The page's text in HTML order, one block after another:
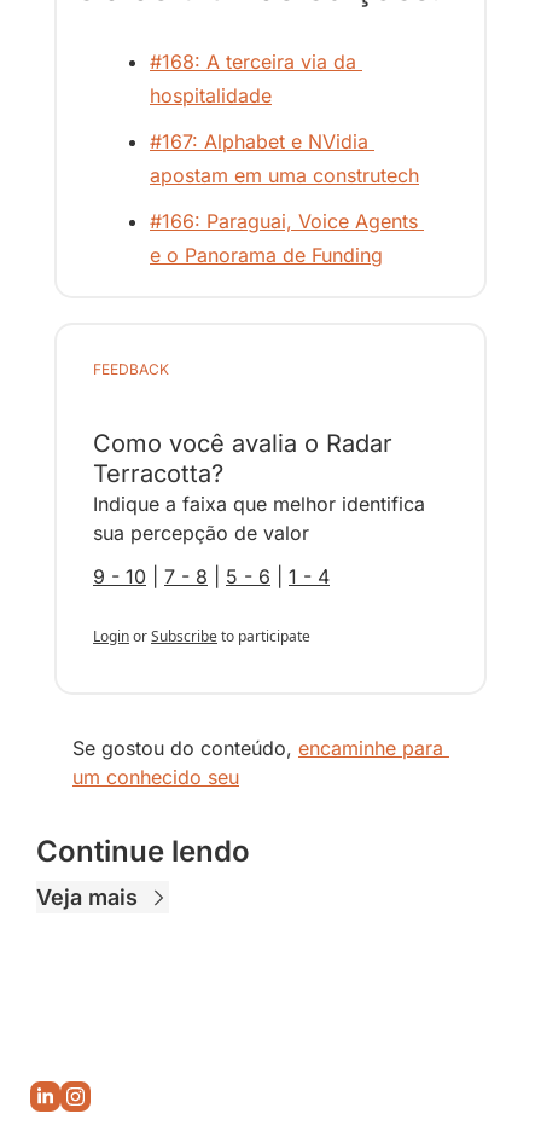
#168: A terceira via da
hospitalidade
#167: Alphabet e NVidia
apostam em uma construtech
#166: Paraguai, Voice Agents
e o Panorama de Funding
FEEDBACK
Como você avalia o Radar
Terracotta?
Indique a faixa que melhor identifica
sua percepção de valor
9 - 10
7 - 8 5 - 6 1 - 4
LoginorSubscribeto participate
Se gostou do conteúdo, encaminhe para
um conhecido seu
Continue lendo
Veja mais